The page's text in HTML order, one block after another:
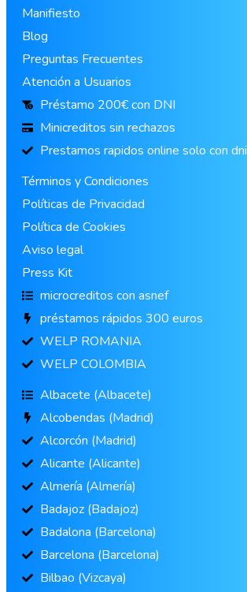
Manifiesto
Blog
Preguntas Frecuentes
Atención a Usuarios
Préstamo 200€ con DNI
Minicreditos sin rechazos
Prestamos rapidos online solo con dni
Términos y Condiciones
Políticas de Privacidad
Política de Cookies
Aviso legal
Press Kit
microcreditos con asnef
préstamos rápidos 300 euros
WELP ROMANIA
WELP COLOMBIA
Albacete (Albacete)
Alcobendas (Madrid)
Alcorcón (Madrid)
Alicante (Alicante)
Almería (Almería)
Badajoz (Badajoz)
Badalona (Barcelona)
Barcelona (Barcelona)
Bilbao (Vizcaya)